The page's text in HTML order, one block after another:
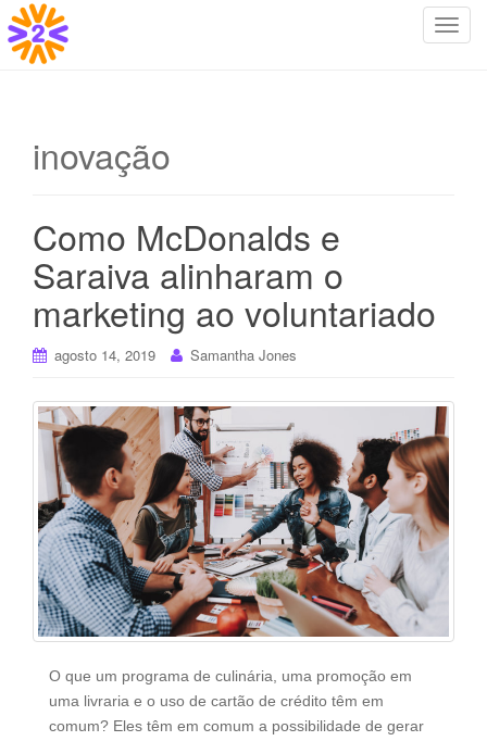
T
n
inovação
Como McDonalds e
Saraiva alinharam o
marketing ao voluntariado
agosto 14, 2019 Samantha Jones
O que um programa de culinária, uma promoção em
uma livraria e o uso de cartão de crédito têm em
comum? Eles têm em comum a possibilidade de gerar